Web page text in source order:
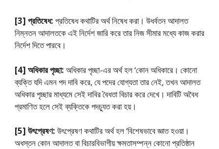
[3] প্রতিষেধ: প্রতিষেধ কথাটির অর্থ নিষেধ করা। উধর্বতন আদালত
নিম্নতন আদালতকে এই নির্দেশ জারি করে তার নিজ সীমার মধ্যে কাজ করার
নির্দেশ দিতে পারবে।
[4] অধিকার পৃচ্ছা: অধিকার পৃচ্ছা-এর অর্থ হল ‘কোন অধিকারে। কোনাে
ব্যক্তি যদি এমন পদ দাবি করে, যে পদের যােগ্যতা তার নেই, তখন আদালত
অধিকার পৃচ্ছার মাধ্যমে সেই দাবির বৈধতা বিচার করে দেখে। দাবিটি অবৈধ
প্রমাণিত হলে সেই ব্যক্তিকে পদচ্যুত করা হয়।
[5] উৎপ্রেষণ: উৎপ্রেষণ কথাটির অর্থ হল ‘বিশেষভাবে জ্ঞাত হওয়া।
অধস্তন কোন আদালত বা বিচারবিভাগীয় ক্ষমতাসম্পন্ন কোনাে প্রতিষ্ঠান